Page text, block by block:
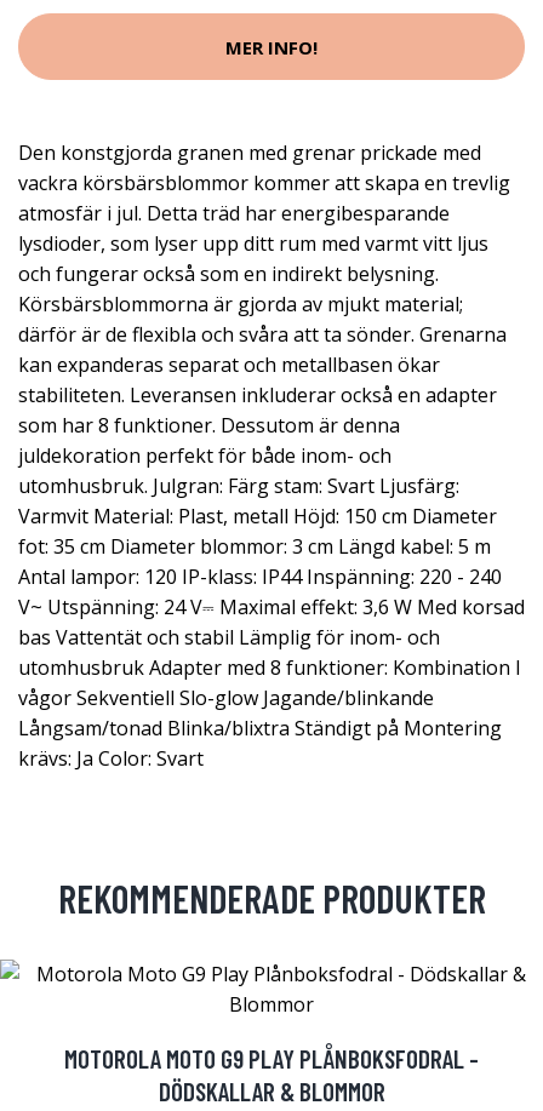
MER INFO!
Den konstgjorda granen med grenar prickade med
vackra körsbärsblommor kommer att skapa en trevlig
atmosfär i jul. Detta träd har energibesparande
lysdioder, som lyser upp ditt rum med varmt vitt ljus
och fungerar också som en indirekt belysning.
Körsbärsblommorna är gjorda av mjukt material;
därför är de flexibla och svåra att ta sönder. Grenarna
kan expanderas separat och metallbasen ökar
stabiliteten. Leveransen inkluderar också en adapter
som har 8 funktioner. Dessutom är denna
juldekoration perfekt för både inom- och
utomhusbruk. Julgran: Färg stam: Svart Ljusfärg:
Varmvit Material: Plast, metall Höjd: 150 cm Diameter
fot: 35 cm Diameter blommor: 3 cm Längd kabel: 5 m
Antal lampor: 120 IP-klass: IP44 Inspänning: 220 - 240
V~ Utspänning: 24 V⎓ Maximal effekt: 3,6 W Med korsad
bas Vattentät och stabil Lämplig för inom- och
utomhusbruk Adapter med 8 funktioner: Kombination I
vågor Sekventiell Slo-glow Jagande/blinkande
Långsam/tonad Blinka/blixtra Ständigt på Montering
krävs: Ja Color: Svart
REKOMMENDERADE PRODUKTER
MOTOROLA MOTO G9 PLAY PLÅNBOKSFODRAL -
DÖDSKALLAR & BLOMMOR